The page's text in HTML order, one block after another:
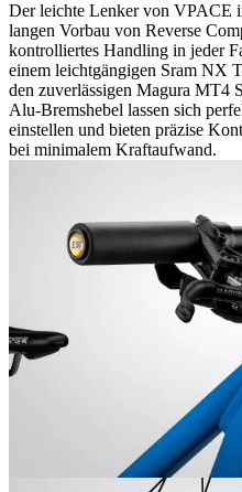
Der leichte Lenker von VPACE
langen Vorbau von Reverse
kontrolliertes Handling in jeder
einem leichtgängigen Sram NX
den zuverlässigen Magura MT4
Alu-Bremshebel lassen sich
einstellen und bieten präzise
bei minimalem Kraftaufwand.